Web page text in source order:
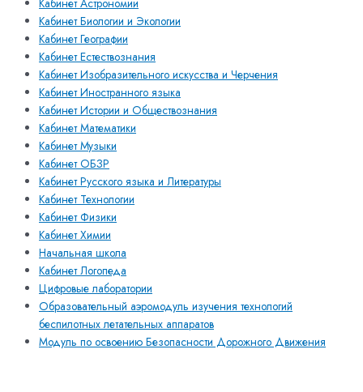
Кабинет Биологии и Экологии
Кабинет Географии
Кабинет Естествознания
Кабинет Изобразительного искусства и Черчения
Кабинет Иностранного языка
Кабинет Истории и Обществознания
Кабинет Математики
Кабинет Музыки
Кабинет ОБЗР
Кабинет Русского языка и Литературы
Кабинет Технологии
Кабинет Физики
Кабинет Химии
Начальная школа
Кабинет Логопеда
Цифровые лаборатории
Образовательный аэромодуль изучения технологий
беспилотных летательных аппаратов
Модуль по освоению Безопасности Дорожного Движения